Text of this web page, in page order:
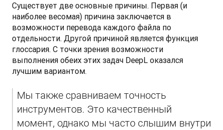
Существует две основные причины. Первая (и
наиболее весомая) причина заключается в
возможности перевода каждого файла по
отдельности. Другой причиной является функция
глоссария. С точки зрения возможности
выполнения обеих этих задач DeepL оказался
лучшим вариантом.
Мы также сравниваем точность
инструментов. Это качественный
момент, однако мы часто слышим внутри